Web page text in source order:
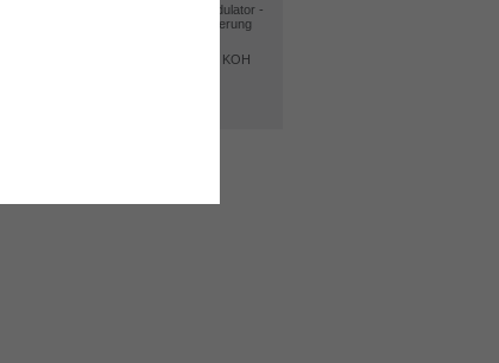
30A PWM Pulseweitenmodulator -
Präzise Stromstärke Steuerung
Elektrolyt. Kaliumhydroxid KOH